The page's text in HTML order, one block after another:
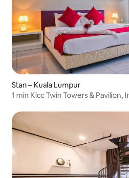
Stan – Kuala Lumpur
1 min Klcc Twin Towers & Pavilion,